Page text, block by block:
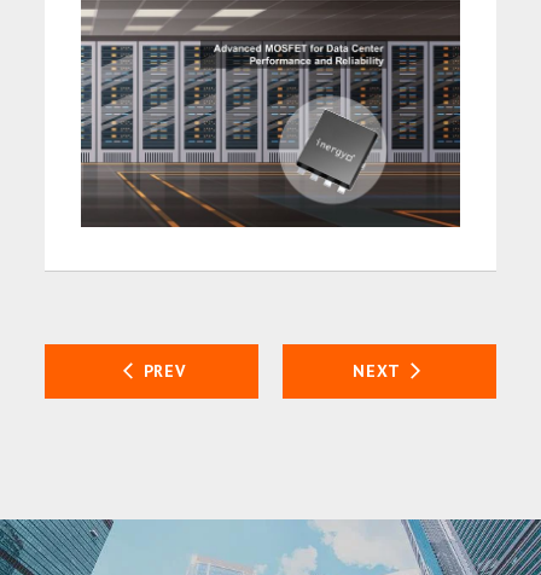
PREV NEXT